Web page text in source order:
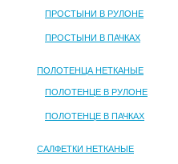
ПРОСТЫНИ В РУЛОНЕ
ПРОСТЫНИ В ПАЧКАХ
ПОЛОТЕНЦА НЕТКАНЫЕ
ПОЛОТЕНЦЕ В РУЛОНЕ
ПОЛОТЕНЦЕ В ПАЧКАХ
САЛФЕТКИ НЕТКАНЫЕ